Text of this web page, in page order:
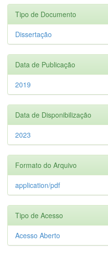
Tipo de Documento
Dissertação
Data de Publicação
2019
Data de Disponibilização
2023
Formato do Arquivo
application/pdf
Tipo de Acesso
Acesso Aberto